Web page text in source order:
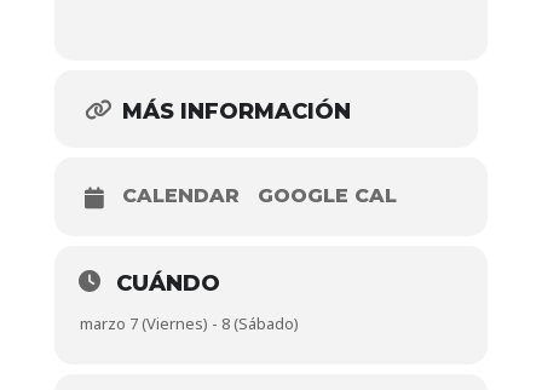
MÁS INFORMACIÓN
CALENDAR GOOGLE CAL
CUÁNDO
marzo 7 (Viernes) - 8 (Sábado)